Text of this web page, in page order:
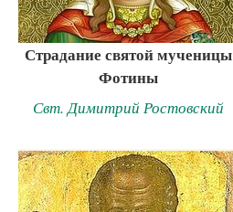
Страдание святой мученицы
Фотины
Свт. Димитрий Ростовский